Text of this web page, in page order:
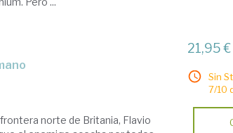
norte de Britania, Flavio
21,95 €
Sin
7/10